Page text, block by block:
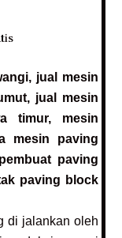
jual mesin
jual mesin
timur, mesin
mesin paving
paving
paving block
di jalankan oleh